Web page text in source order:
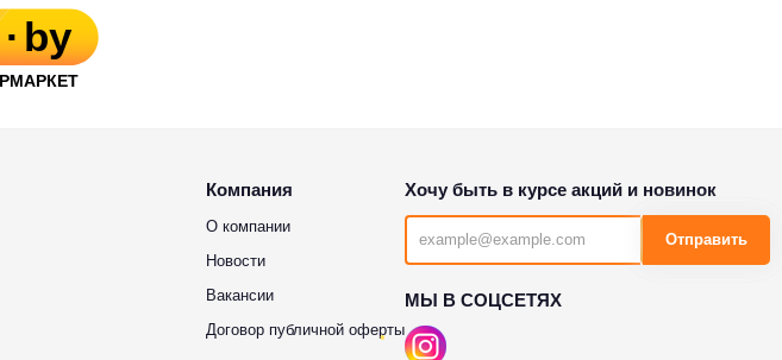
Компания
О компании
Новости
Вакансии
Договор публичной оферты
Хочу быть в курсе акций и новинок
Отправить
МЫ В СОЦСЕТЯХ